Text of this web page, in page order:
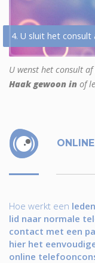
4. U sluit het consult
U wenst het consult
Haak gewoon in of
Hoe werkt een leden
lid naar normale
contact met een
hier het
online